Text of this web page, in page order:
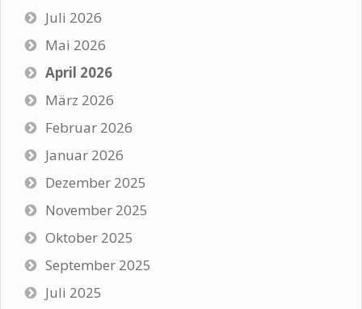
Juli 2026
Mai 2026
April 2026
März 2026
Februar 2026
Januar 2026
Dezember 2025
November 2025
Oktober 2025
September 2025
Juli 2025